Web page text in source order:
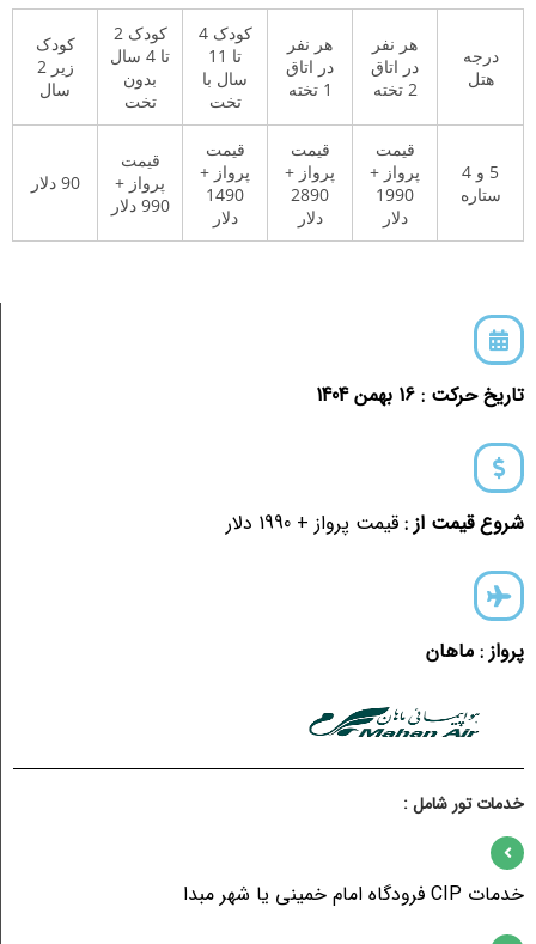
درجه
هتل
هر نفر
در اتاق
2 تخته
هر نفر
در اتاق
1 تخته
کودک 4
تا 11
سال با
تخت
کودک 2
تا 4 سال
بدون
تخت
کودک
زیر 2
سال
5 و 4
ستاره
قیمت
پرواز +
1990
دلار
قیمت
پرواز +
2890
دلار
قیمت
پرواز +
1490
دلار
قیمت
پرواز +
990 دلار
90 دلار
تاریخ حرکت : 16 بهمن 1404
شروع قیمت از : قیمت پرواز + 1990 دلار
پرواز : ماهان
خدمات تور شامل :
خدمات CIP فرودگاه امام خمینی یا شهر مبدا